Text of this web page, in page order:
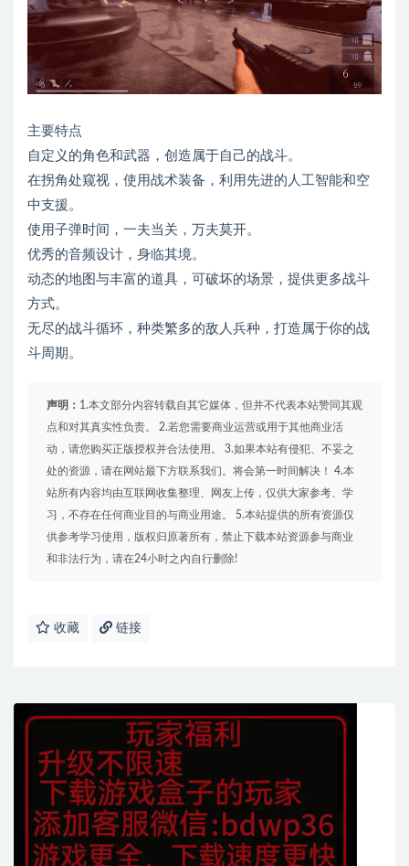
主要特点
自定义的角色和武器，创造属于自己的战斗。
在拐角处窥视，使用战术装备，利用先进的人工智能和空
中支援。
使用子弹时间，一夫当关，万夫莫开。
优秀的音频设计，身临其境。
动态的地图与丰富的道具，可破坏的场景，提供更多战斗
方式。
无尽的战斗循环，种类繁多的敌人兵种，打造属于你的战
斗周期。
声明： 1.本文部分内容转载自其它媒体，但并不代表本站赞同其观
点和对其真实性负责。 2.若您需要商业运营或用于其他商业活
动，请您购买正版授权并合法使用。 3.如果本站有侵犯、不妥之
处的资源，请在网站最下方联系我们。将会第一时间解决！ 4.本
站所有内容均由互联网收集整理、网友上传，仅供大家参考、学
习，不存在任何商业目的与商业用途。 5.本站提供的所有资源仅
供参考学习使用，版权归原著所有，禁止下载本站资源参与商业
和非法行为，请在24小时之内自行删除!
收藏 链接